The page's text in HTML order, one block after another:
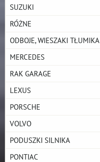
SUZUKI
RÓŻNE
ODBOJE, WIESZAKI TŁUMIKA
MERCEDES
RAK GARAGE
LEXUS
PORSCHE
VOLVO
PODUSZKI SILNIKA
PONTIAC